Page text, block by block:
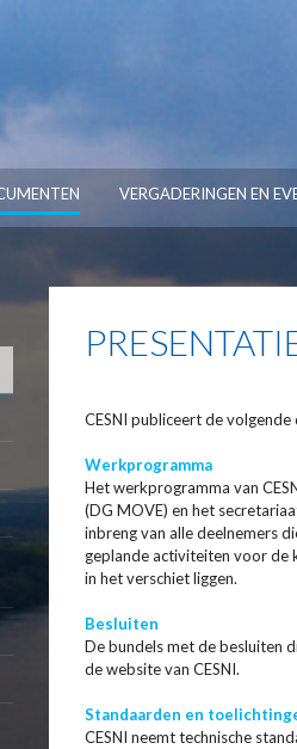
VERGADERINGEN EN
CESNI publiceert de
Werkprogramma
Het werkprogramma van
(DG MOVE) en het
inbreng van alle deelnemers
geplande activiteiten voor de
in het verschiet liggen.
Besluiten
De bundels met de besluiten
de website van CESNI.
Standaarden en
CESNI neemt technische